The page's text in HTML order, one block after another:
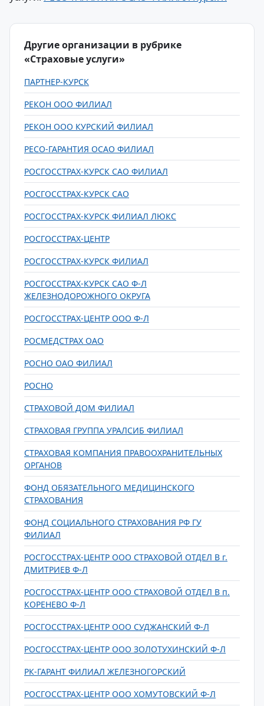
Другие организации в рубрике
«Страховые услуги»
ПАРТНЕР-КУРСК
РЕКОН ООО ФИЛИАЛ
РЕКОН ООО КУРСКИЙ ФИЛИАЛ
РЕСО-ГАРАНТИЯ ОСАО ФИЛИАЛ
РОСГОССТРАХ-КУРСК САО ФИЛИАЛ
РОСГОССТРАХ-КУРСК САО
РОСГОССТРАХ-КУРСК ФИЛИАЛ ЛЮКС
РОСГОССТРАХ-ЦЕНТР
РОСГОССТРАХ-КУРСК ФИЛИАЛ
РОСГОССТРАХ-КУРСК САО Ф-Л
ЖЕЛЕЗНОДОРОЖНОГО ОКРУГА
РОСГОССТРАХ-ЦЕНТР ООО Ф-Л
РОСМЕДСТРАХ ОАО
РОСНО ОАО ФИЛИАЛ
РОСНО
СТРАХОВОЙ ДОМ ФИЛИАЛ
СТРАХОВАЯ ГРУППА УРАЛСИБ ФИЛИАЛ
СТРАХОВАЯ КОМПАНИЯ ПРАВООХРАНИТЕЛЬНЫХ
ОРГАНОВ
ФОНД ОБЯЗАТЕЛЬНОГО МЕДИЦИНСКОГО
СТРАХОВАНИЯ
ФОНД СОЦИАЛЬНОГО СТРАХОВАНИЯ РФ ГУ
ФИЛИАЛ
РОСГОССТРАХ-ЦЕНТР ООО СТРАХОВОЙ ОТДЕЛ В г.
ДМИТРИЕВ Ф-Л
РОСГОССТРАХ-ЦЕНТР ООО СТРАХОВОЙ ОТДЕЛ В п.
КОРЕНЕВО Ф-Л
РОСГОССТРАХ-ЦЕНТР ООО СУДЖАНСКИЙ Ф-Л
РОСГОССТРАХ-ЦЕНТР ООО ЗОЛОТУХИНСКИЙ Ф-Л
РК-ГАРАНТ ФИЛИАЛ ЖЕЛЕЗНОГОРСКИЙ
РОСГОССТРАХ-ЦЕНТР ООО ХОМУТОВСКИЙ Ф-Л